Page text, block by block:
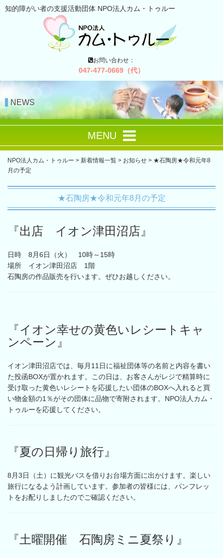
知的障がい者の支援活動団体 NPO法人カム・トゥルー
お問い合わせ：
047-477-0669（代）
NEWS
MENU
NPO法人カム・トゥルー > 新着情報一覧 > お知らせ > ★石陶房★令和元年8
月の予定
★石陶房★令和元年8月の予定
『出店 イオン津田沼店』
日時 8月6日（火） 10時～15時
場所 イオン津田沼店 1階
石陶房の作品販売を行います。ぜひお越しください。
『イオン幸せの黄色いレシートキャ
ンペーン』
イオン津田沼店では、毎月11日に福祉団体等の名前と内容を書い
た投函BOXが置かれます。この日は、お客さんがレジで精算時に
受け取った黄色いレシートを応援したい団体のBOXへ入れると買
い物金額の1％がその団体に品物で寄附されます。NPO法人カム・
トゥルーを応援してください。
『夏の日帰り旅行』
8月3日（土）に観光バスを借りお台場方面に出かけます。楽しい
旅行になるよう計画しています。参加者の皆様には、パンフレッ
トをお配りしましたのでご確認ください。
『土曜開催 石陶房ミニ夏祭り』